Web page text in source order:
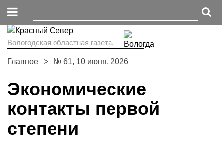
Вологодская областная газета.
Главное № 61, 10 июня, 2026
Экономические
контакты первой
степени